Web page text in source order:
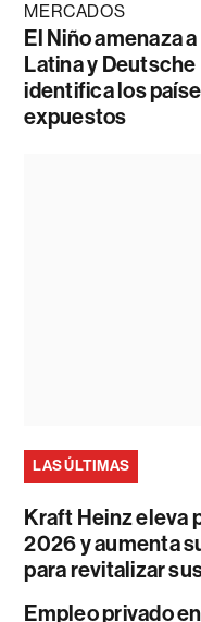
MERCADOS
El Niño amenaza
Latina y Deutsche
identifica los
expuestos
LAS ÚLTIMAS
Kraft Heinz eleva
2026 y aumenta
para revitalizar
Empleo privado